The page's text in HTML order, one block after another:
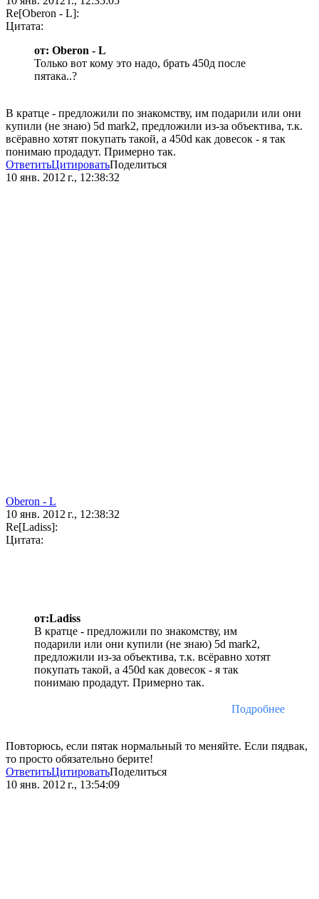
Re[Oberon - L]:
Цитата:
от: Oberon - L
Только вот кому это надо, брать 450д после
пятака..?
В кратце - предложили по знакомству, им подарили или они
купили (не знаю) 5d mark2, предложили из-за объектива, т.к.
всёравно хотят покупать такой, а 450d как довесок - я так
понимаю продадут. Примерно так.
ОтветитьЦитироватьПоделиться
10 янв. 2012 г., 12:38:32
Oberon - L
10 янв. 2012 г., 12:38:32
Re[Ladiss]:
Цитата:
от:Ladiss
В кратце - предложили по знакомству, им
подарили или они купили (не знаю) 5d mark2,
предложили из-за объектива, т.к. всёравно хотят
покупать такой, а 450d как довесок - я так
понимаю продадут. Примерно так.
Подробнее
Повторюсь, если пятак нормальный то меняйте. Если пядвак,
то просто обязательно берите!
ОтветитьЦитироватьПоделиться
10 янв. 2012 г., 13:54:09